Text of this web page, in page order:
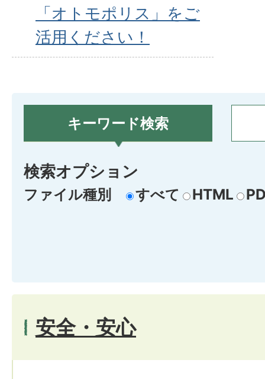
「オトモポリス」をご
活用ください！
キーワード検索
検索オプション
ファイル種別 すべて HTML
安全・安心